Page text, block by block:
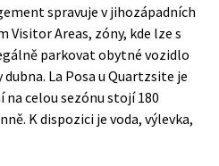
spravuje v jihozápadních
Visitor Areas, zóny, kde lze s
parkovat obytné vozidlo
La Posa u Quartzsite je
celou sezónu stojí 180
K dispozici je voda, výlevka,